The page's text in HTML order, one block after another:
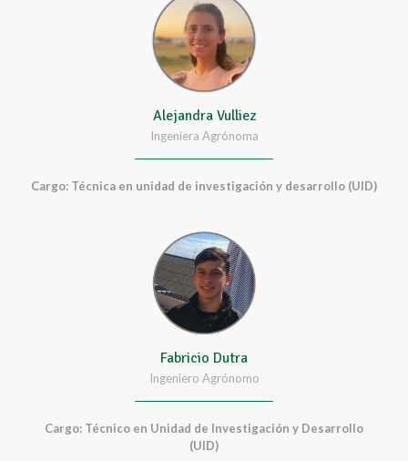
Alejandra Vulliez
Ingeniera Agrónoma
Cargo: Técnica en unidad de investigación y desarrollo (UID)
Fabricio Dutra
Ingeniero Agrónomo
Cargo: Técnico en Unidad de Investigación y Desarrollo
(UID)